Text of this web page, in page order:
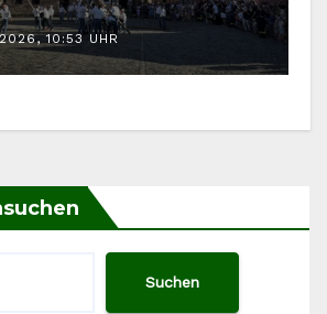
10:53 UHR
Suchen